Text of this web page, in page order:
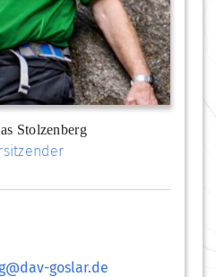
Stolzenberg
goslar.de